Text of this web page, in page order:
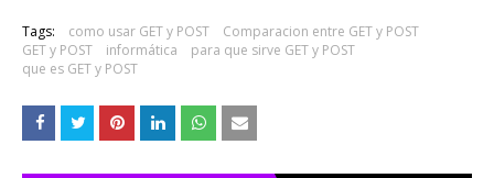
Tags: como usar GET y POST
Comparacion entre GET y POST
GET y POST
informática
para que sirve GET y POST
que es GET y POST